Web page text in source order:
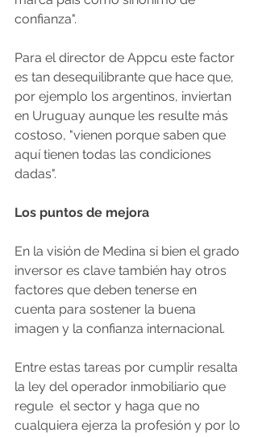
confianza".
Para el director de Appcu este factor
es tan desequilibrante que hace que,
por ejemplo los argentinos, inviertan
en Uruguay aunque les resulte más
costoso, "vienen porque saben que
aquí tienen todas las condiciones
dadas".
Los puntos de mejora
En la visión de Medina si bien el grado
inversor es clave también hay otros
factores que deben tenerse en
cuenta para sostener la buena
imagen y la confianza internacional.
Entre estas tareas por cumplir resalta
la ley del operador inmobiliario que
regule  el sector y haga que no
cualquiera ejerza la profesión y por lo